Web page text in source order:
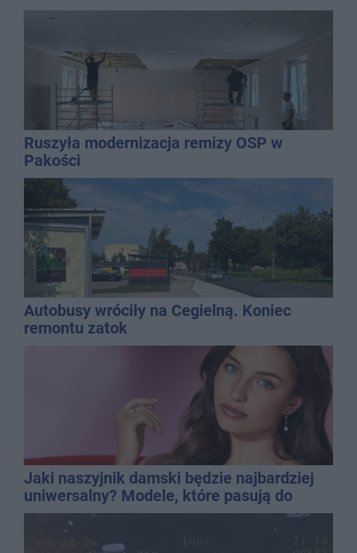
Ruszyła modernizacja remizy OSP w
Pakości
Autobusy wróciły na Cegielną. Koniec
remontu zatok
Jaki naszyjnik damski będzie najbardziej
uniwersalny? Modele, które pasują do
wielu stylizacji